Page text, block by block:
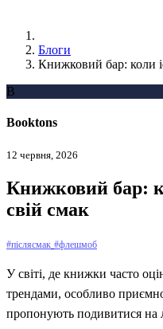
Блоги
Книжковий бар: коли
B
Booktons
12 червня, 2026
Книжковий бар:
свій смак
#післясмак #флешмоб
У світі, де книжки часто
трендами, особливо приємно
пропонують подивитися на